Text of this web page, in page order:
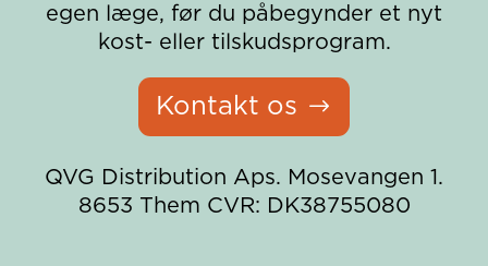
egen læge, før du påbegynder et nyt
kost- eller tilskudsprogram.
Kontakt os
QVG Distribution Aps. Mosevangen 1.
8653 Them CVR: DK38755080